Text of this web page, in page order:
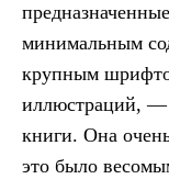
минимальным
крупным
иллюстраций, —
книги. Она
это было